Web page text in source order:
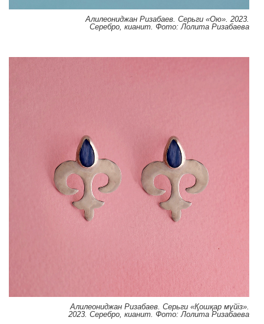
Алилеониджан Ризабаев. Серьги «Ою». 2023.
Серебро, кианит. Фото: Лолита Ризабаева
Алилеониджан Ризабаев. Серьги «Қошқар мүйіз».
2023. Серебро, кианит. Фото: Лолита Ризабаева